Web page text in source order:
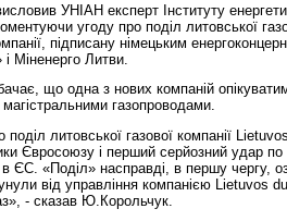
УНІАН експерт Інституту
угоду про поділ литовської
підписану німецьким
Міненерго Литви.
що одна з нових компаній
газопроводами.
поділ литовської газової компанії
Євросоюзу і перший серйозний удар по
в ЄС. «Поділ» насправді, в першу чергу,
від управління компанією Lietuvos
- сказав Ю.Корольчук.